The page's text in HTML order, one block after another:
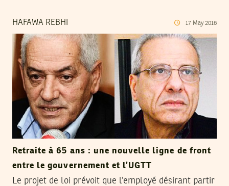
HAFAWA REBHI 17 May 2016
Retraite à 65 ans : une nouvelle ligne de front
entre le gouvernement et l’UGTT
Le projet de loi prévoit que l’employé désirant partir